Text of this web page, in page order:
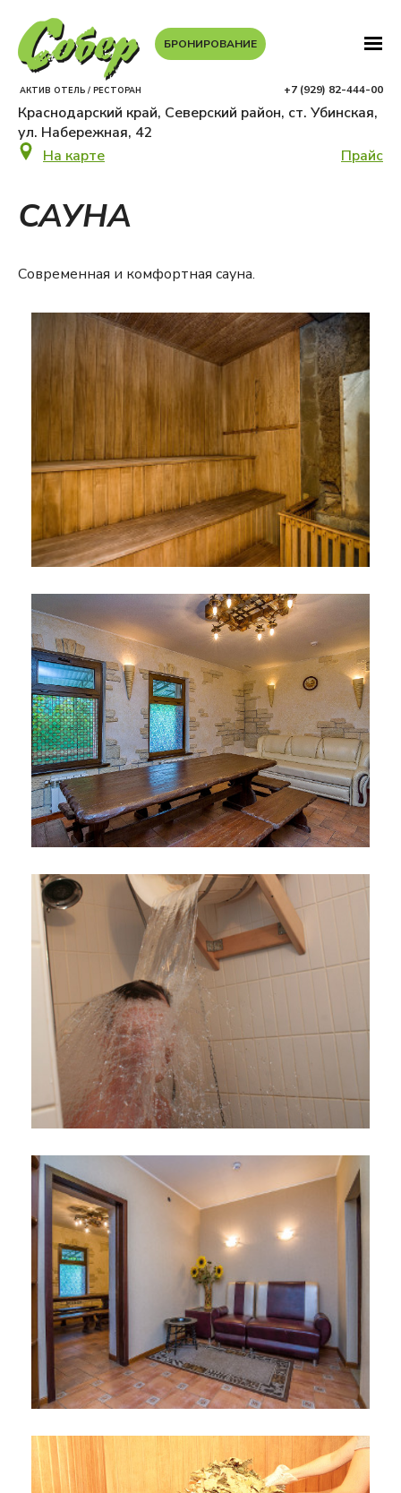
БРОНИРОВАНИЕ
+7 (929) 82-444-00
АКТИВ ОТЕЛЬ / РЕСТОРАН
Краснодарский край, Северский район, ст. Убинская,
ул. Набережная, 42
На карте
Прайс
САУНА
Современная и комфортная сауна.